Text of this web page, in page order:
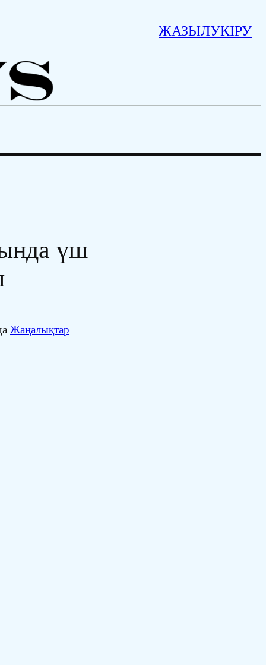
ЖАЗЫЛУКІРУ
үш
Жаңалықтар